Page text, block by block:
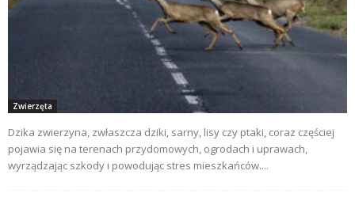
Zwierzęta
Dzika zwierzyna, zwłaszcza dziki, sarny, lisy czy ptaki, coraz częściej
pojawia się na terenach przydomowych, ogrodach i uprawach,
wyrządzając szkody i powodując stres mieszkańców....